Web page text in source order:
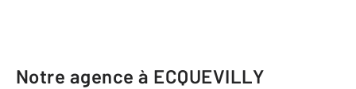
Notre agence à ECQUEVILLY